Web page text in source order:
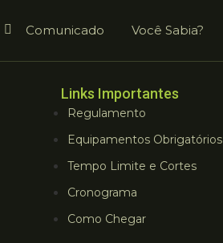
Comunicado Você Sabia?
Links Importantes
Regulamento
Equipamentos Obrigatórios
Tempo Limite e Cortes
Cronograma
Como Chegar